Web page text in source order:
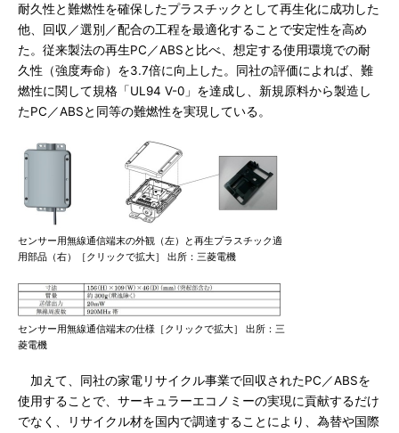
耐久性と難燃性を確保したプラスチックとして再生化に成功した
他、回収／選別／配合の工程を最適化することで安定性を高め
た。従来製法の再生PC／ABSと比べ、想定する使用環境での耐
久性（強度寿命）を3.7倍に向上した。同社の評価によれば、難
燃性に関して規格「UL94 V-0」を達成し、新規原料から製造し
たPC／ABSと同等の難燃性を実現している。
センサー用無線通信端末の外観（左）と再生プラスチック適
用部品（右）［クリックで拡大］ 出所：三菱電機
センサー用無線通信端末の仕様［クリックで拡大］ 出所：三
菱電機
加えて、同社の家電リサイクル事業で回収されたPC／ABSを
使用することで、サーキュラーエコノミーの実現に貢献するだけ
でなく、リサイクル材を国内で調達することにより、為替や国際